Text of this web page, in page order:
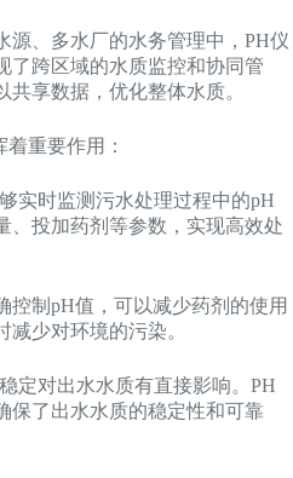
源、多水厂的水务管理中，PH仪
了跨区域的水质监控和协同管
享数据，优化整体水质。
重要作用：
够实时监测污水处理过程中的pH
、投加药剂等参数，实现高效处
控制pH值，可以减少药剂的使用
少对环境的污染。
稳定对出水水质有直接影响。PH
保了出水水质的稳定性和可靠